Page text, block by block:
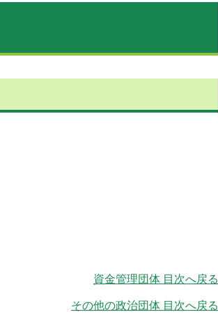
資金管理団体 目次へ戻る
その他の政治団体 目次へ戻る